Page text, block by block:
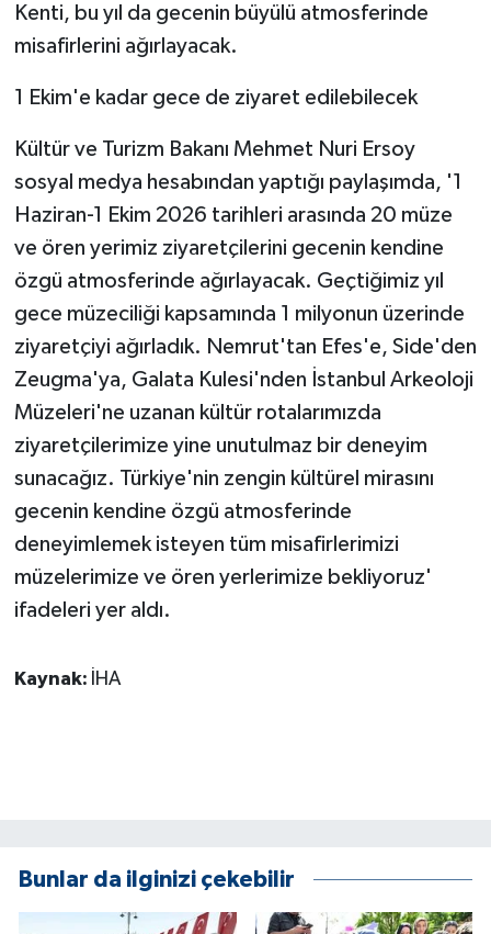
Kenti, bu yıl da gecenin büyülü atmosferinde
misafirlerini ağırlayacak.
1 Ekim'e kadar gece de ziyaret edilebilecek
Kültür ve Turizm Bakanı Mehmet Nuri Ersoy
sosyal medya hesabından yaptığı paylaşımda, '1
Haziran-1 Ekim 2026 tarihleri arasında 20 müze
ve ören yerimiz ziyaretçilerini gecenin kendine
özgü atmosferinde ağırlayacak. Geçtiğimiz yıl
gece müzeciliği kapsamında 1 milyonun üzerinde
ziyaretçiyi ağırladık. Nemrut'tan Efes'e, Side'den
Zeugma'ya, Galata Kulesi'nden İstanbul Arkeoloji
Müzeleri'ne uzanan kültür rotalarımızda
ziyaretçilerimize yine unutulmaz bir deneyim
sunacağız. Türkiye'nin zengin kültürel mirasını
gecenin kendine özgü atmosferinde
deneyimlemek isteyen tüm misafirlerimizi
müzelerimize ve ören yerlerimize bekliyoruz'
ifadeleri yer aldı.
Kaynak: İHA
Bunlar da ilginizi çekebilir
MAGAZİN
Sağlık
SİYASET
SPOR HABERLERİ
TEKNOLOJİ
Turizm
ÜLKE GÜNDEMİ
YAŞAM
YEREL